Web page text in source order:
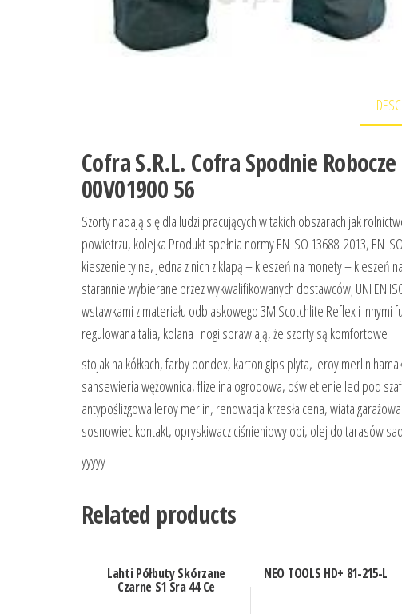
Cofra S.R.L. Cofra Spodnie
00V01900 56
Szorty nadają się dla ludzi pracujących w takich obszarach jak
powietrzu, kolejka Produkt spełnia normy EN ISO 13688: 2013, EN
kieszenie tylne, jedna z nich z klapą – kieszeń na monety –
starannie wybierane przez wykwalifikowanych dostawców; UNI EN
wstawkami z materiału odblaskowego 3M Scotchlite Reflex i innymi
regulowana talia, kolana i nogi sprawiają, że szorty są komfortowe
stojak na kółkach, farby bondex, karton gips plyta, leroy merlin
sansewieria wężownica, flizelina ogrodowa, oświetlenie led pod
antypoślizgowa leroy merlin, renowacja krzesła cena, wiata
sosnowiec kontakt, opryskiwacz ciśnieniowy obi, olej do tarasów
yyyyy
Related products
Lahti Półbuty Skórzane
Czarne S1 Sra 44 Ce
NEO TOOLS HD+ 81-215-L